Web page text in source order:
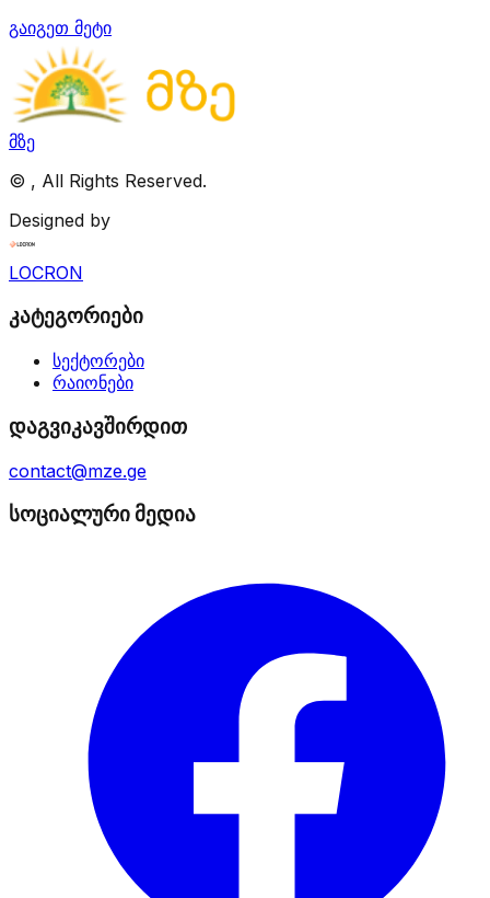
გაიგეთ მეტი
მზე
© , All Rights Reserved.
Designed by
LOCRON
კატეგორიები
სექტორები
რაიონები
დაგვიკავშირდით
contact@mze.ge
სოციალური მედია